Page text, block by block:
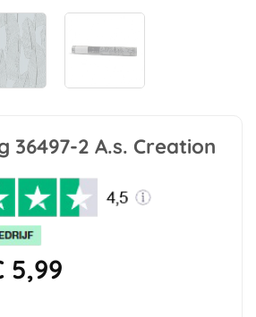
36497-2 A.s. Creation
prijs
5,99Huidige